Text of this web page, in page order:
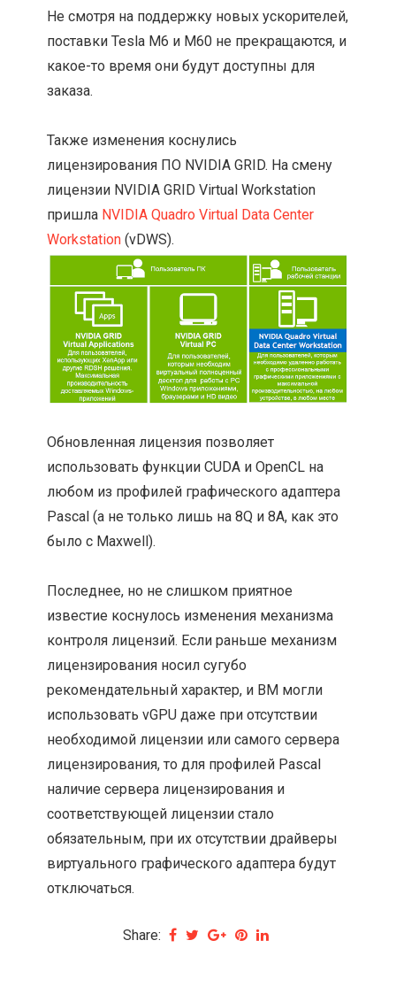
Не смотря на поддержку новых ускорителей,
поставки Tesla M6 и M60 не прекращаются, и
какое-то время они будут доступны для
заказа.
Также изменения коснулись
лицензирования ПО NVIDIA GRID. На смену
лицензии NVIDIA GRID Virtual Workstation
пришла NVIDIA Quadro Virtual Data Center
Workstation (vDWS).
Обновленная лицензия позволяет
использовать функции CUDA и OpenCL на
любом из профилей графического адаптера
Pascal (а не только лишь на 8Q и 8A, как это
было с Maxwell).
Последнее, но не слишком приятное
известие коснулось изменения механизма
контроля лицензий. Если раньше механизм
лицензирования носил сугубо
рекомендательный характер, и ВМ могли
использовать vGPU даже при отсутствии
необходимой лицензии или самого сервера
лицензирования, то для профилей Pascal
наличие сервера лицензирования и
соответствующей лицензии стало
обязательным, при их отсутствии драйверы
виртуального графического адаптера будут
отключаться.
Share: